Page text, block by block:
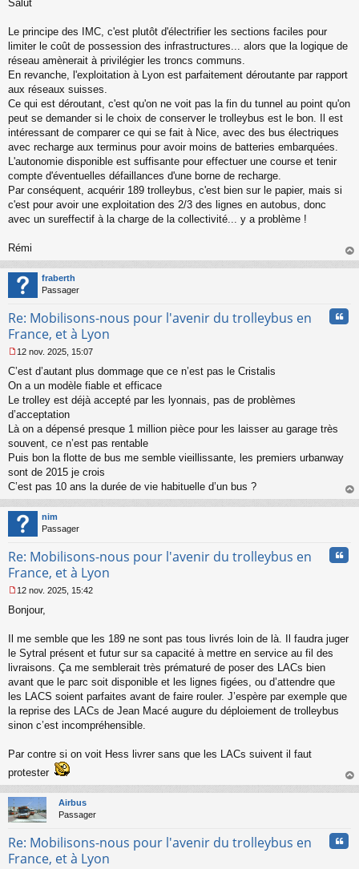
e
s
g
e
n
o
n
u
Salut
Le principe des IMC, c'est plutôt d'électrifier les sections faciles pour
limiter le coût de possession des infrastructures... alors que la logique de
réseau amènerait à privilégier les troncs communs.
En revanche, l'exploitation à Lyon est parfaitement déroutante par rapport
aux réseaux suisses.
Ce qui est déroutant, c'est qu'on ne voit pas la fin du tunnel au point qu'on
peut se demander si le choix de conserver le trolleybus est le bon. Il est
intéressant de comparer ce qui se fait à Nice, avec des bus électriques
avec recharge aux terminus pour avoir moins de batteries embarquées.
L'autonomie disponible est suffisante pour effectuer une course et tenir
compte d'éventuelles défaillances d'une borne de recharge.
Par conséquent, acquérir 189 trolleybus, c'est bien sur le papier, mais si
c'est pour avoir une exploitation des 2/3 des lignes en autobus, donc
avec un sureffectif à la charge de la collectivité... y a problème !
Rémi
au
fraberth
Passager
Re: Mobilisons-nous pour l'avenir du trolleybus en
France, et à Lyon
e
s
s
g
e
n
o
n
u
12 nov. 2025, 15:07
C’est d’autant plus dommage que ce n’est pas le Cristalis
On a un modèle fiable et efficace
Le trolley est déjà accepté par les lyonnais, pas de problèmes
d’acceptation
Là on a dépensé presque 1 million pièce pour les laisser au garage très
souvent, ce n’est pas rentable
Puis bon la flotte de bus me semble vieillissante, les premiers urbanway
sont de 2015 je crois
C’est pas 10 ans la durée de vie habituelle d’un bus ?
au
nim
Passager
Re: Mobilisons-nous pour l'avenir du trolleybus en
France, et à Lyon
e
s
a
g
e
n
o
n
u
12 nov. 2025, 15:42
Bonjour,
Il me semble que les 189 ne sont pas tous livrés loin de là. Il faudra juger
le Sytral présent et futur sur sa capacité à mettre en service au fil des
livraisons. Ça me semblerait très prématuré de poser des LACs bien
avant que le parc soit disponible et les lignes figées, ou d’attendre que
les LACS soient parfaites avant de faire rouler. J’espère par exemple que
la reprise des LACs de Jean Macé augure du déploiement de trolleybus
sinon c’est incompréhensible.
Par contre si on voit Hess livrer sans que les LACs suivent il faut
protester
au
Airbus
Passager
Re: Mobilisons-nous pour l'avenir du trolleybus en
France, et à Lyon